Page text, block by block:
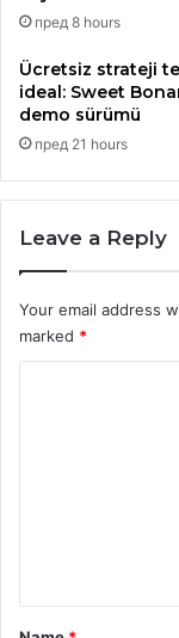
пред 8 hours
Ücretsiz strateji
ideal: Sweet
demo sürümü
пред 21 hours
Leave a Reply
Your email address
marked *
*